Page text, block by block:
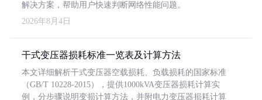
解决方案，帮助用户快速判断网络性能问题。
2026年8月4日
干式变压器损耗标准一览表及计算方法
本文详细解析干式变压器空载损耗、负载损耗的国家标准
（GB/T 10228-2015），提供1000kVA变压器损耗计算实
例，分步骤说明变损计算方法，并附电力变压器损耗计算